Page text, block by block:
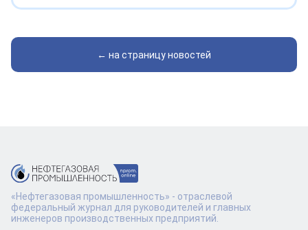
← на страницу новостей
«Нефтегазовая промышленность» - отраслевой
федеральный журнал для руководителей и главных
инженеров производственных предприятий.